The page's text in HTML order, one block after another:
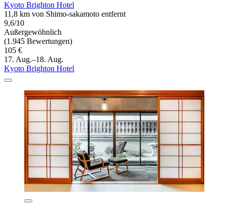
Kyoto Brighton Hotel
11,8 km von Shimo-sakamoto entfernt
9,6/10
Außergewöhnlich
(1.945 Bewertungen)
105 €
17. Aug.–18. Aug.
Kyoto Brighton Hotel